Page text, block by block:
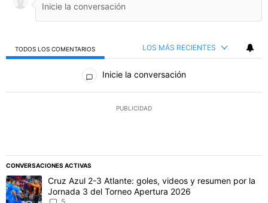
TODOS LOS COMENTARIOS LOS MÁS RECIENTES
Todos los comentarios
Inicie la conversación
PUBLICIDAD
CONVERSACIONES ACTIVAS
Este listado muestra los artículos con más comentarios en los
Un artículo de tendencia con el título "Cruz Azul 2-3 Atlante:
Cruz Azul 2-3 Atlante: goles, videos y resumen por la
Jornada 3 del Torneo Apertura 2026